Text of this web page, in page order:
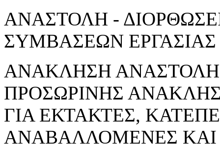
ΑΝΑΣΤΟΛΗ -
ΣΥΜΒΑΣΕΩΝ
ΑΝΑΚΛΗΣΗ
ΠΡΟΣΩΡΙΝΗΣ
ΓΙΑ ΕΚΤΑΚΤΕΣ,
ΑΝΑΒΑΛΛΟΜΕΝΕΣ ΚΑΙ